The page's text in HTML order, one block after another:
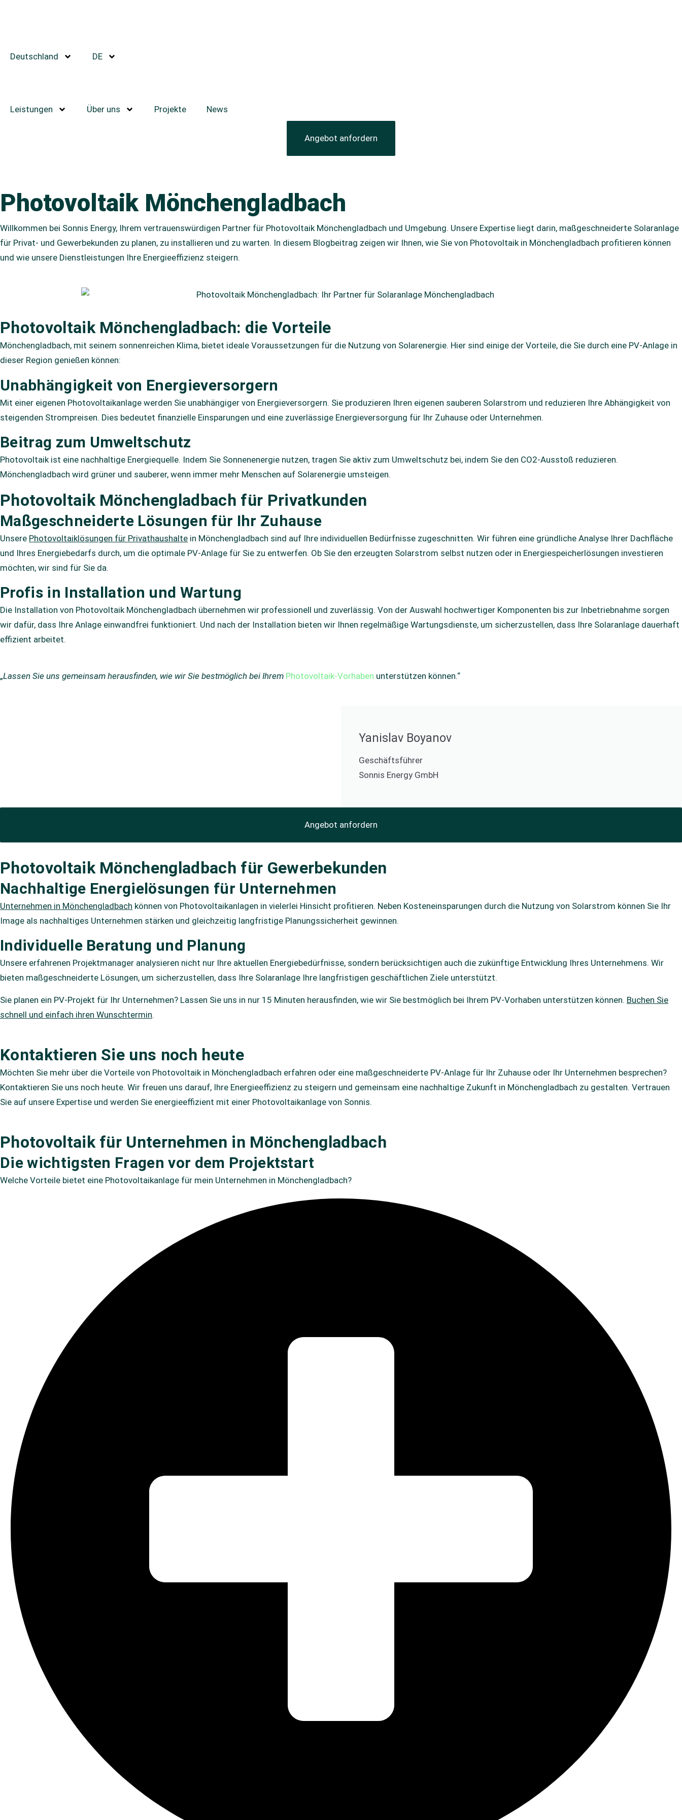
Deutschland DE
Leistungen Über uns Projekte News
Angebot anfordern
Photovoltaik Mönchengladbach
Willkommen bei Sonnis Energy, Ihrem vertrauenswürdigen Partner für Photovoltaik Mönchengladbach und Umgebung. Unsere Expertise liegt darin, maßgeschneiderte Solaranlage
für Privat- und Gewerbekunden zu planen, zu installieren und zu warten. In diesem Blogbeitrag zeigen wir Ihnen, wie Sie von Photovoltaik in Mönchengladbach profitieren können
und wie unsere Dienstleistungen Ihre Energieeffizienz steigern.
Photovoltaik Mönchengladbach: die Vorteile
Mönchengladbach, mit seinem sonnenreichen Klima, bietet ideale Voraussetzungen für die Nutzung von Solarenergie. Hier sind einige der Vorteile, die Sie durch eine PV-Anlage in
dieser Region genießen können:
Unabhängigkeit von Energieversorgern
Mit einer eigenen Photovoltaikanlage werden Sie unabhängiger von Energieversorgern. Sie produzieren Ihren eigenen sauberen Solarstrom und reduzieren Ihre Abhängigkeit von
steigenden Strompreisen. Dies bedeutet finanzielle Einsparungen und eine zuverlässige Energieversorgung für Ihr Zuhause oder Unternehmen.
Beitrag zum Umweltschutz
Photovoltaik ist eine nachhaltige Energiequelle. Indem Sie Sonnenenergie nutzen, tragen Sie aktiv zum Umweltschutz bei, indem Sie den CO2-Ausstoß reduzieren.
Mönchengladbach wird grüner und sauberer, wenn immer mehr Menschen auf Solarenergie umsteigen.
Photovoltaik Mönchengladbach für Privatkunden
Maßgeschneiderte Lösungen für Ihr Zuhause
Unsere Photovoltaiklösungen für Privathaushalte in Mönchengladbach sind auf Ihre individuellen Bedürfnisse zugeschnitten. Wir führen eine gründliche Analyse Ihrer Dachfläche
und Ihres Energiebedarfs durch, um die optimale PV-Anlage für Sie zu entwerfen. Ob Sie den erzeugten Solarstrom selbst nutzen oder in Energiespeicherlösungen investieren
möchten, wir sind für Sie da.
Profis in Installation und Wartung
Die Installation von Photovoltaik Mönchengladbach übernehmen wir professionell und zuverlässig. Von der Auswahl hochwertiger Komponenten bis zur Inbetriebnahme sorgen
wir dafür, dass Ihre Anlage einwandfrei funktioniert. Und nach der Installation bieten wir Ihnen regelmäßige Wartungsdienste, um sicherzustellen, dass Ihre Solaranlage dauerhaft
effizient arbeitet.
„Lassen Sie uns gemeinsam herausfinden, wie wir Sie bestmöglich bei Ihrem Photovoltaik-Vorhaben unterstützen können.“
Yanislav Boyanov
Geschäftsführer
Sonnis Energy GmbH
Angebot anfordern
Photovoltaik Mönchengladbach für Gewerbekunden
Nachhaltige Energielösungen für Unternehmen
Unternehmen in Mönchengladbach können von Photovoltaikanlagen in vielerlei Hinsicht profitieren. Neben Kosteneinsparungen durch die Nutzung von Solarstrom können Sie Ihr
Image als nachhaltiges Unternehmen stärken und gleichzeitig langfristige Planungssicherheit gewinnen.
Individuelle Beratung und Planung
Unsere erfahrenen Projektmanager analysieren nicht nur Ihre aktuellen Energiebedürfnisse, sondern berücksichtigen auch die zukünftige Entwicklung Ihres Unternehmens. Wir
bieten maßgeschneiderte Lösungen, um sicherzustellen, dass Ihre Solaranlage Ihre langfristigen geschäftlichen Ziele unterstützt.
Sie planen ein PV-Projekt für Ihr Unternehmen? Lassen Sie uns in nur 15 Minuten herausfinden, wie wir Sie bestmöglich bei Ihrem PV-Vorhaben unterstützen können. Buchen Sie
schnell und einfach ihren Wunschtermin.
Kontaktieren Sie uns noch heute
Möchten Sie mehr über die Vorteile von Photovoltaik in Mönchengladbach erfahren oder eine maßgeschneiderte PV-Anlage für Ihr Zuhause oder Ihr Unternehmen besprechen?
Kontaktieren Sie uns noch heute. Wir freuen uns darauf, Ihre Energieeffizienz zu steigern und gemeinsam eine nachhaltige Zukunft in Mönchengladbach zu gestalten. Vertrauen
Sie auf unsere Expertise und werden Sie energieeffizient mit einer Photovoltaikanlage von Sonnis.
Photovoltaik für Unternehmen in Mönchengladbach
Die wichtigsten Fragen vor dem Projektstart
Welche Vorteile bietet eine Photovoltaikanlage für mein Unternehmen in Mönchengladbach?